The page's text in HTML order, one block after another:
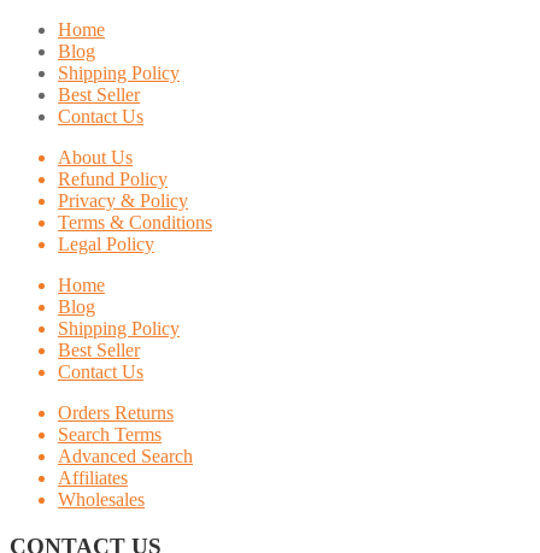
Home
Blog
Shipping Policy
Best Seller
Contact Us
About Us
Refund Policy
Privacy & Policy
Terms & Conditions
Legal Policy
Home
Blog
Shipping Policy
Best Seller
Contact Us
Orders Returns
Search Terms
Advanced Search
Affiliates
Wholesales
CONTACT US